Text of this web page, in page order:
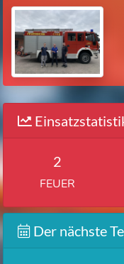
2
FEUER
Der nächste